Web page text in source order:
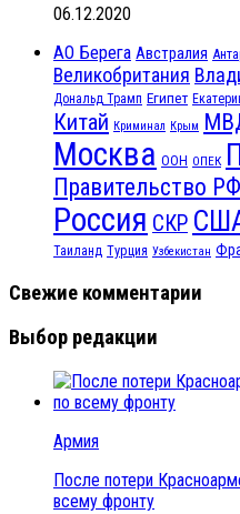
06.12.2020
АО Берега Австралия
Великобритания
Дональд Трамп Египет
Китай Криминал Крым
Москва ООН ОПЕК
Правительство РФ
Россия СКР
Таиланд Турция Узбекистан
Свежие комментарии
Выбор редакции
Армия
После потери
всему фронту